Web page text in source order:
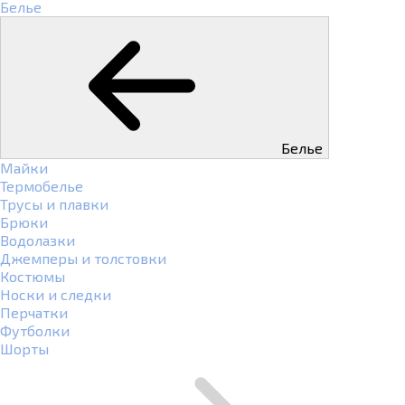
Белье
Белье
Майки
Термобелье
Трусы и плавки
Брюки
Водолазки
Джемперы и толстовки
Костюмы
Носки и следки
Перчатки
Футболки
Шорты